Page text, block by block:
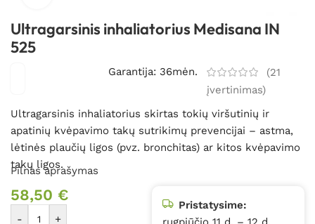
Ultragarsinis inhaliatorius Medisana IN
525
Garantija: 36mėn. (21
įvertinimas)
Ultragarsinis inhaliatorius skirtas tokių viršutinių ir
apatinių kvėpavimo takų sutrikimų prevencijai – astma,
lėtinės plaučių ligos (pvz. bronchitas) ar kitos kvėpavimo
takų ligos.
Pilnas aprašymas
58,50 €
- +
Pristatysime: